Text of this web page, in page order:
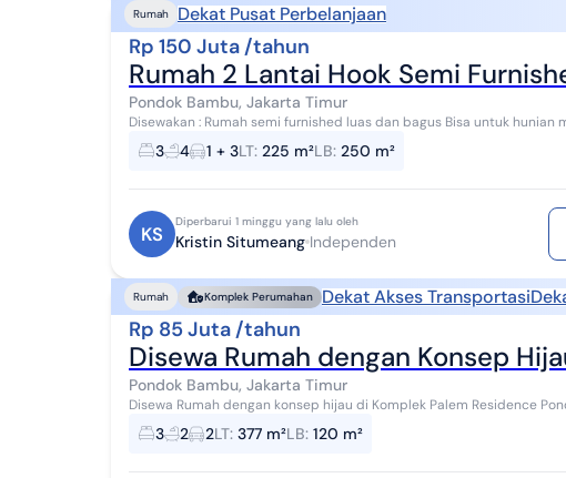
Rumah Dekat Pusat Perbelanjaan
Rp 150 Juta /tahun
Rumah 2 Lantai Hook Semi
Pondok Bambu, Jakarta Timur
Disewakan : Rumah semi furnished luas dan bagus Bisa untuk hunian
3 4 1 + 3LT: 225 m²LB: 250 m²
KS
Diperbarui 1 minggu yang lalu oleh
Kristin Situmeang Independen
Rumah Komplek Perumahan Dekat Akses Transportasi
Rp 85 Juta /tahun
Disewa Rumah dengan Konsep
Pondok Bambu, Jakarta Timur
Disewa Rumah dengan konsep hijau di Komplek Palem Residence
Spesifikasi :  Luas tanah = 377 M2  Luas ...
3 2 2LT: 377 m²LB: 120 m²